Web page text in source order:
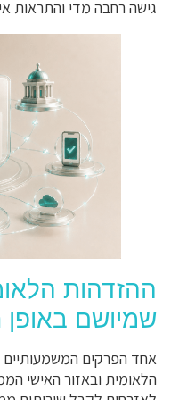
גישה רחבה מדי והתראות
ההזדהות
שמיושם באופן
אחד הפרקים
הלאומית ובאזור האישי